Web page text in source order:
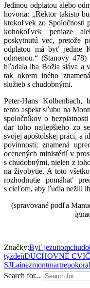
Jedinou odplatou alebo
hovoria: „Rektor takisto
ktokoľvek zo Spoločnosti
kohokoľvek peniaze
poskytnutú vec, pretože
odplatou má byť jedine
odmenou.“ (Stanovy
hľadala iba Božia sláva a
tak okrem iného
služieb s chudobnými.
Peter-Hans Kolbenbach,
tento aspekt sľubu na
spoločníkov o
dar toho najlepšieho zo
svojej apoštolskej práci, a
povinnosti; znamená
ocenených ministérií v
s chudobnými, nielen z
na živobytie. A toto
rozhodnutie pomáhať
s cieľom, aby ľudia nežili
(spravované podľa
Značky:Byť jezuitom
týždeňDUCHOVNÉ
SJLaínezmontmartrepokora
Search for...